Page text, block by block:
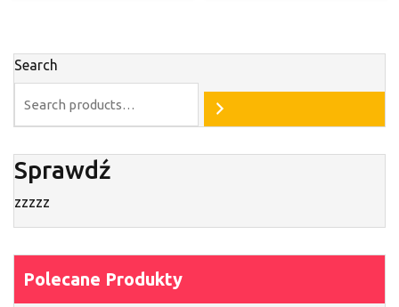
Search
Sprawdź
zzzzz
Polecane Produkty